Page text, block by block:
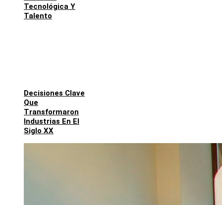
Tecnológica Y
Talento
Decisiones Clave
Que
Transformaron
Industrias En El
Siglo XX